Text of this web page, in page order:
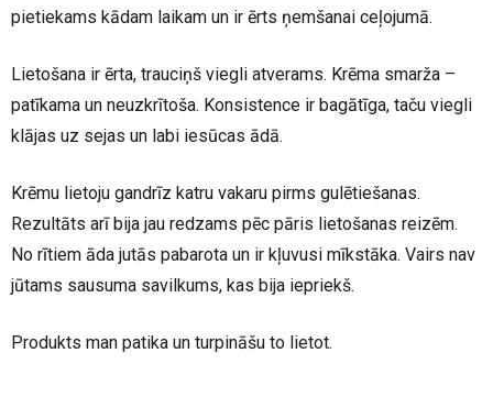
pietiekams kādam laikam un ir ērts ņemšanai ceļojumā.
Lietošana ir ērta, trauciņš viegli atverams. Krēma smarža –
patīkama un neuzkrītoša. Konsistence ir bagātīga, taču viegli
klājas uz sejas un labi iesūcas ādā.
Krēmu lietoju gandrīz katru vakaru pirms gulētiešanas.
Rezultāts arī bija jau redzams pēc pāris lietošanas reizēm.
No rītiem āda jutās pabarota un ir kļuvusi mīkstāka. Vairs nav
jūtams sausuma savilkums, kas bija iepriekš.
Produkts man patika un turpināšu to lietot.